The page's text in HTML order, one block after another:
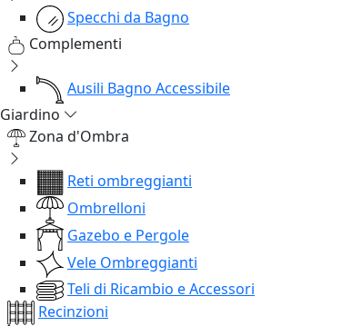
Specchi da Bagno
Complementi
Ausili Bagno Accessibile
Giardino
Zona d'Ombra
Reti ombreggianti
Ombrelloni
Gazebo e Pergole
Vele Ombreggianti
Teli di Ricambio e Accessori
Recinzioni